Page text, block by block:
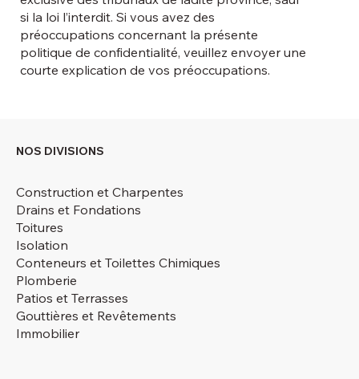
si la loi l’interdit. Si vous avez des
préoccupations concernant la présente
politique de confidentialité, veuillez envoyer une
courte explication de vos préoccupations.
NOS DIVISIONS
Construction et Charpentes
Drains et Fondations
Toitures
Isolation
Conteneurs et Toilettes Chimiques
Plomberie
Patios et Terrasses
Gouttières et Revêtements
Immobilier